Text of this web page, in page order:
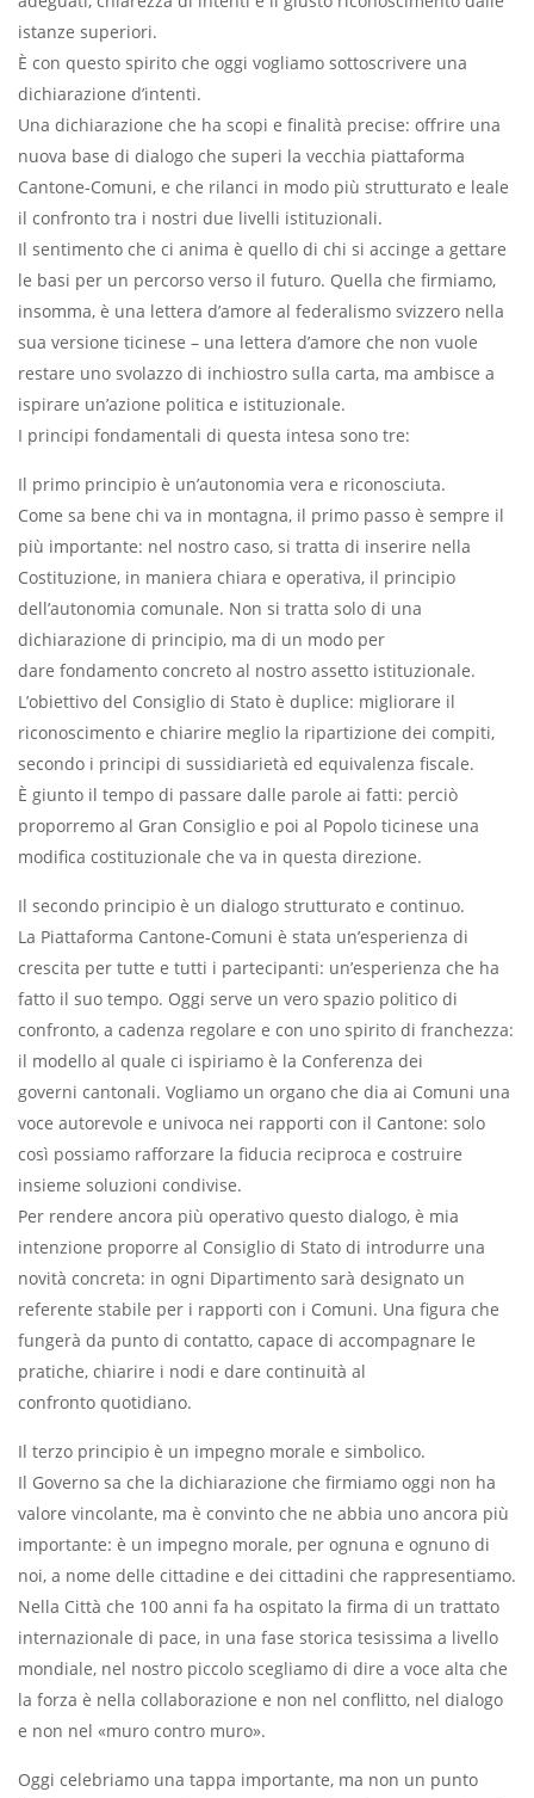
istanze superiori.
È con questo spirito che oggi vogliamo sottoscrivere una
dichiarazione d’intenti.
Una dichiarazione che ha scopi e finalità precise: offrire una
nuova base di dialogo che superi la vecchia piattaforma
Cantone-Comuni, e che rilanci in modo più strutturato e leale
il confronto tra i nostri due livelli istituzionali.
Il sentimento che ci anima è quello di chi si accinge a gettare
le basi per un percorso verso il futuro. Quella che firmiamo,
insomma, è una lettera d’amore al federalismo svizzero nella
sua versione ticinese – una lettera d’amore che non vuole
restare uno svolazzo di inchiostro sulla carta, ma ambisce a
ispirare un’azione politica e istituzionale.
I principi fondamentali di questa intesa sono tre:
Il primo principio è un’autonomia vera e riconosciuta.
Come sa bene chi va in montagna, il primo passo è sempre il
più importante: nel nostro caso, si tratta di inserire nella
Costituzione, in maniera chiara e operativa, il principio
dell’autonomia comunale. Non si tratta solo di una
dichiarazione di principio, ma di un modo per
dare fondamento concreto al nostro assetto istituzionale.
L’obiettivo del Consiglio di Stato è duplice: migliorare il
riconoscimento e chiarire meglio la ripartizione dei compiti,
secondo i principi di sussidiarietà ed equivalenza fiscale.
È giunto il tempo di passare dalle parole ai fatti: perciò
proporremo al Gran Consiglio e poi al Popolo ticinese una
modifica costituzionale che va in questa direzione.
Il secondo principio è un dialogo strutturato e continuo.
La Piattaforma Cantone-Comuni è stata un’esperienza di
crescita per tutte e tutti i partecipanti: un’esperienza che ha
fatto il suo tempo. Oggi serve un vero spazio politico di
confronto, a cadenza regolare e con uno spirito di franchezza:
il modello al quale ci ispiriamo è la Conferenza dei
governi cantonali. Vogliamo un organo che dia ai Comuni una
voce autorevole e univoca nei rapporti con il Cantone: solo
così possiamo rafforzare la fiducia reciproca e costruire
insieme soluzioni condivise.
Per rendere ancora più operativo questo dialogo, è mia
intenzione proporre al Consiglio di Stato di introdurre una
novità concreta: in ogni Dipartimento sarà designato un
referente stabile per i rapporti con i Comuni. Una figura che
fungerà da punto di contatto, capace di accompagnare le
pratiche, chiarire i nodi e dare continuità al
confronto quotidiano.
Il terzo principio è un impegno morale e simbolico.
Il Governo sa che la dichiarazione che firmiamo oggi non ha
valore vincolante, ma è convinto che ne abbia uno ancora più
importante: è un impegno morale, per ognuna e ognuno di
noi, a nome delle cittadine e dei cittadini che rappresentiamo.
Nella Città che 100 anni fa ha ospitato la firma di un trattato
internazionale di pace, in una fase storica tesissima a livello
mondiale, nel nostro piccolo scegliamo di dire a voce alta che
la forza è nella collaborazione e non nel conflitto, nel dialogo
e non nel «muro contro muro».
Oggi celebriamo una tappa importante, ma non un punto